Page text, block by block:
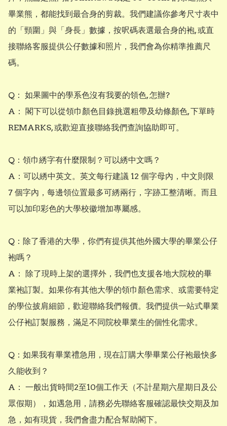
畢業熊，都能找到最合身的剪裁。我們建議你參考尺寸表中
的「頸圍」與「身長」數據，按呎碼表選最合身的袍, 或直
接聯絡客服提供公仔數據和照片，我們會為你精準推薦尺
碼。
Q： 如果圖中的學系色沒有我要的領色, 怎辦?
A： 閣下可以從領巾顏色目錄挑選粗帶及幼條顏色, 下單時
REMARKS, 或歡迎直接聯絡我們查詢協助即可。
Q：領巾綉字有什麼限制？可以綉中文嗎？
A：可以綉中英文。英文每行建議 12 個字母內，中文則限
7 個字內，每邊領位置最多可綉兩行，字跡工整清晰。而且
可以加印彩色的大學校徽增加專屬感。
Q：除了香港的大學，你們有提供其他外國大學的畢業公仔
袍嗎？
A： 除了現時上架的選擇外，我們也支援各地大院校的畢
業袍訂製。如果你有其他大學的領巾顏色需求、或需要特定
的學位披肩細節，歡迎聯絡我們報價。我們提供一站式畢業
公仔袍訂製服務，滿足不同院校畢業生的個性化需求。
Q：如果我有畢業禮急用，現在訂購大學畢業公仔袍最快多
久能收到？
A： 一般出貨時間2至10個工作天（不計星期六星期日及公
眾假期），如遇急用，請務必先聯絡客服確認最快交期及加
急，如有現貨，我們會盡力配合幫助閣下。